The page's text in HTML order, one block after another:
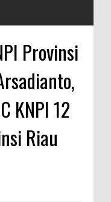
Provinsi
KNPI 12
Riau